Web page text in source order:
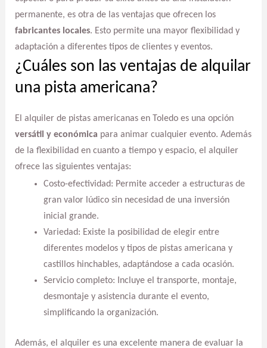
permanente, es otra de las ventajas que ofrecen los
fabricantes locales. Esto permite una mayor flexibilidad y
adaptación a diferentes tipos de clientes y eventos.
¿Cuáles son las ventajas de alquilar
una pista americana?
El alquiler de pistas americanas en Toledo es una opción
versátil y económica para animar cualquier evento. Además
de la flexibilidad en cuanto a tiempo y espacio, el alquiler
ofrece las siguientes ventajas:
Costo-efectividad: Permite acceder a estructuras de
gran valor lúdico sin necesidad de una inversión
inicial grande.
Variedad: Existe la posibilidad de elegir entre
diferentes modelos y tipos de pistas americana y
castillos hinchables, adaptándose a cada ocasión.
Servicio completo: Incluye el transporte, montaje,
desmontaje y asistencia durante el evento,
simplificando la organización.
Además, el alquiler es una excelente manera de evaluar la